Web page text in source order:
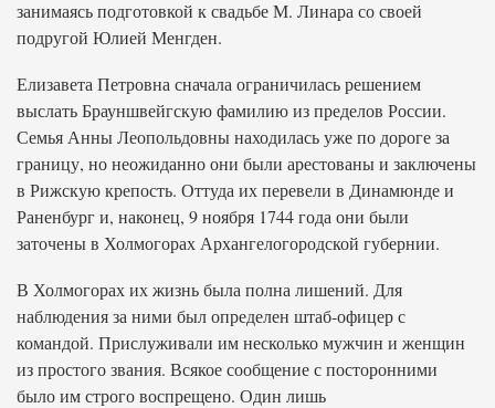
занимаясь подготовкой к свадьбе М. Линара со своей
подругой Юлией Менгден.
Елизавета Петровна сначала ограничилась решением
выслать Брауншвейгскую фамилию из пределов России.
Семья Анны Леопольдовны находилась уже по дороге за
границу, но неожиданно они были арестованы и заключены
в Рижскую крепость. Оттуда их перевели в Динамюнде и
Раненбург и, наконец, 9 ноября 1744 года они были
заточены в Холмогорах Архангелогородской губернии.
В Холмогорах их жизнь была полна лишений. Для
наблюдения за ними был определен штаб-офицер с
командой. Прислуживали им несколько мужчин и женщин
из простого звания. Всякое сообщение с посторонними
было им строго воспрещено. Один лишь